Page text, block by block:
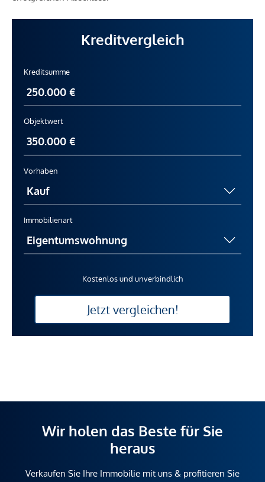
Kreditvergleich
Kreditsumme
Objektwert
Vorhaben
Immobilienart
Kostenlos und unverbindlich
Jetzt vergleichen!
Wir holen das Beste für Sie
heraus
Verkaufen Sie Ihre Immobilie mit uns & profitieren Sie